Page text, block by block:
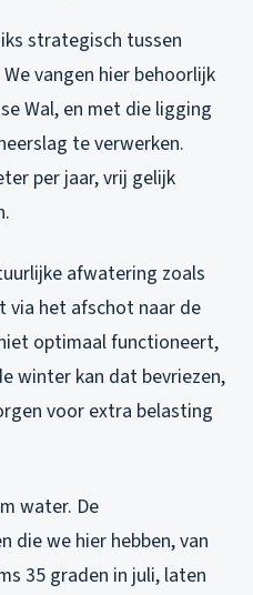
strategisch tussen
vangen hier behoorlijk
Wal, en met die ligging
te verwerken.
per jaar, vrij gelijk
afwatering zoals
via het afschot naar de
optimaal functioneert,
winter kan dat bevriezen,
voor extra belasting
water. De
die we hier hebben, van
35 graden in juli, laten